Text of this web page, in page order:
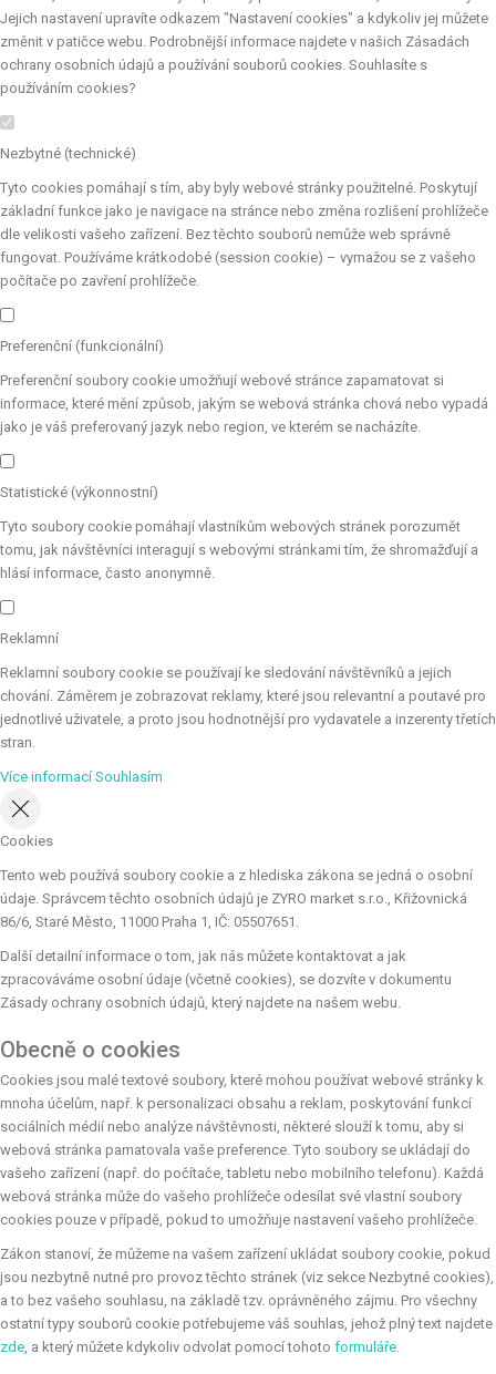
Jejich nastavení upravíte odkazem "Nastavení cookies" a kdykoliv jej můžete
změnit v patičce webu. Podrobnější informace najdete v našich Zásadách
ochrany osobních údajů a používání souborů cookies. Souhlasíte s
používáním cookies?
Nezbytné (technické)
Tyto cookies pomáhají s tím, aby byly webové stránky použitelné. Poskytují
základní funkce jako je navigace na stránce nebo změna rozlišení prohlížeče
dle velikosti vašeho zařízení. Bez těchto souborů nemůže web správně
fungovat. Používáme krátkodobé (session cookie) – vymažou se z vašeho
počítače po zavření prohlížeče.
Preferenční (funkcionální)
Preferenční soubory cookie umožňují webové stránce zapamatovat si
informace, které mění způsob, jakým se webová stránka chová nebo vypadá
jako je váš preferovaný jazyk nebo region, ve kterém se nacházíte.
Statistické (výkonnostní)
Tyto soubory cookie pomáhají vlastníkům webových stránek porozumět
tomu, jak návštěvníci interagují s webovými stránkami tím, že shromažďují a
hlásí informace, často anonymně.
Reklamní
Reklamní soubory cookie se používají ke sledování návštěvníků a jejich
chování. Záměrem je zobrazovat reklamy, které jsou relevantní a poutavé pro
jednotlivé uživatele, a proto jsou hodnotnější pro vydavatele a inzerenty třetích
stran.
Více informací Souhlasím
Cookies
Tento web používá soubory cookie a z hlediska zákona se jedná o osobní
údaje. Správcem těchto osobních údajů je ZYRO market s.r.o., Křižovnická
86/6, Staré Město, 11000 Praha 1, IČ: 05507651.
Další detailní informace o tom, jak nás můžete kontaktovat a jak
zpracováváme osobní údaje (včetně cookies), se dozvíte v dokumentu
Zásady ochrany osobních údajů, který najdete na našem webu.
Obecně o cookies
Cookies jsou malé textové soubory, které mohou používat webové stránky k
mnoha účelům, např. k personalizaci obsahu a reklam, poskytování funkcí
sociálních médií nebo analýze návštěvnosti, některé slouží k tomu, aby si
webová stránka pamatovala vaše preference. Tyto soubory se ukládají do
vašeho zařízení (např. do počítače, tabletu nebo mobilního telefonu). Každá
webová stránka může do vašeho prohlížeče odesílat své vlastní soubory
cookies pouze v případě, pokud to umožňuje nastavení vašeho prohlížeče.
Zákon stanoví, že můžeme na vašem zařízení ukládat soubory cookie, pokud
jsou nezbytně nutné pro provoz těchto stránek (viz sekce Nezbytné cookies),
a to bez vašeho souhlasu, na základě tzv. oprávněného zájmu. Pro všechny
ostatní typy souborů cookie potřebujeme váš souhlas, jehož plný text najdete
zde , a který můžete kdykoliv odvolat pomocí tohoto formuláře